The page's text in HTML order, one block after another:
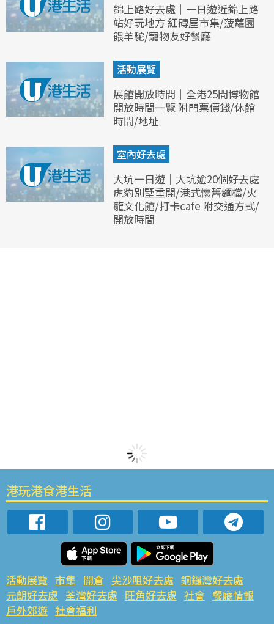
錦上路好去處｜一日遊近錦上路
站好玩地方 紅磚屋市集/菠蘿園
餵羊駝/寵物友好餐廳
活動展覽
展館開放時間｜全港25間博物館
開放時間一覽 附門票價錢/休館
時間/地址
室內好去處
大坑一日遊｜大坑逾20個好去處
虎豹別墅重開/港式懷舊麵檔/火
龍文化館/打卡cafe 附交通方式/
開放時間
港玩港食港生活
活動展覽 市集 開倉 尖沙咀好去處 銅鑼灣好去處
元朗好去處 荃灣好去處 旺角好去處 社會 餐廳情報
戶外郊遊 社會福利